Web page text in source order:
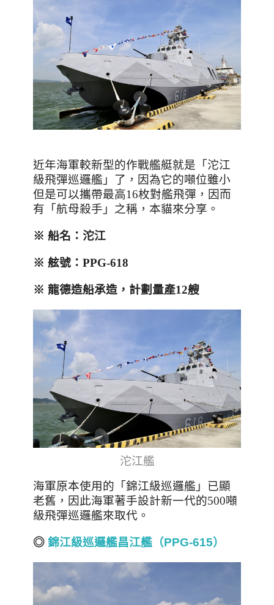
近年海軍較新型的作戰艦艇就是 「沱江
級飛彈巡邏艦」了，因為它的噸位雖小
但是可以攜帶最高16枚對艦飛彈，因而
有「航母殺手」之稱，本貓來分享。
※ 船名： 沱江
※ 舷號： PPG-618
※ 龍德造船承造 ，計劃 量產12艘
沱江艦
海軍原本使用的「錦江級巡邏艦」已顯
老舊，因此海軍著手設計新一代的500噸
級飛彈巡邏艦來取代。
◎ 錦江級巡邏艦昌江艦（PPG-615）